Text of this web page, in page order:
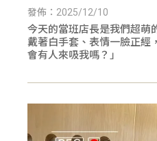
發佈：2025/12/10
今天的當班店長是我們超萌
戴著白手套、表情一臉正經
會有人來吸我嗎？」